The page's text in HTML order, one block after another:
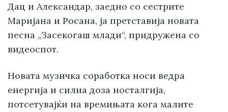
Дац и Александар, заедно со сестрите
Маријана и Росана, ја претставија новата
песна „Засекогаш млади“, придружена со
видеоспот.
Новата музичка соработка носи ведра
енергија и силна доза носталгија,
потсетувајќи на времињата кога малите